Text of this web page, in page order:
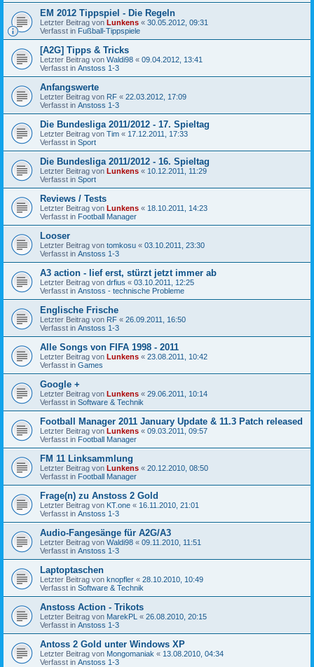
EM 2012 Tippspiel - Die Regeln
Letzter Beitrag von Lunkens « 30.05.2012, 09:31
Verfasst in Fußball-Tippspiele
[A2G] Tipps & Tricks
Letzter Beitrag von Waldi98 « 09.04.2012, 13:41
Verfasst in Anstoss 1-3
Anfangswerte
Letzter Beitrag von RF « 22.03.2012, 17:09
Verfasst in Anstoss 1-3
Die Bundesliga 2011/2012 - 17. Spieltag
Letzter Beitrag von Tim « 17.12.2011, 17:33
Verfasst in Sport
Die Bundesliga 2011/2012 - 16. Spieltag
Letzter Beitrag von Lunkens « 10.12.2011, 11:29
Verfasst in Sport
Reviews / Tests
Letzter Beitrag von Lunkens « 18.10.2011, 14:23
Verfasst in Football Manager
Looser
Letzter Beitrag von tomkosu « 03.10.2011, 23:30
Verfasst in Anstoss 1-3
A3 action - lief erst, stürzt jetzt immer ab
Letzter Beitrag von drfius « 03.10.2011, 12:25
Verfasst in Anstoss - technische Probleme
Englische Frische
Letzter Beitrag von RF « 26.09.2011, 16:50
Verfasst in Anstoss 1-3
Alle Songs von FIFA 1998 - 2011
Letzter Beitrag von Lunkens « 23.08.2011, 10:42
Verfasst in Games
Google +
Letzter Beitrag von Lunkens « 29.06.2011, 10:14
Verfasst in Software & Technik
Football Manager 2011 January Update & 11.3 Patch released
Letzter Beitrag von Lunkens « 09.03.2011, 09:57
Verfasst in Football Manager
FM 11 Linksammlung
Letzter Beitrag von Lunkens « 20.12.2010, 08:50
Verfasst in Football Manager
Frage(n) zu Anstoss 2 Gold
Letzter Beitrag von KT.one « 16.11.2010, 21:01
Verfasst in Anstoss 1-3
Audio-Fangesänge für A2G/A3
Letzter Beitrag von Waldi98 « 09.11.2010, 11:51
Verfasst in Anstoss 1-3
Laptoptaschen
Letzter Beitrag von knopfler « 28.10.2010, 10:49
Verfasst in Software & Technik
Anstoss Action - Trikots
Letzter Beitrag von MarekPL « 26.08.2010, 20:15
Verfasst in Anstoss 1-3
Antoss 2 Gold unter Windows XP
Letzter Beitrag von Mongomaniak « 13.08.2010, 04:34
Verfasst in Anstoss 1-3